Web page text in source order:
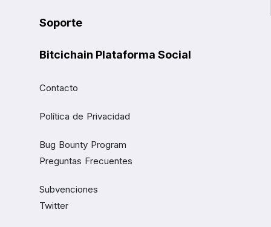
Soporte
Bitcichain Plataforma Social
Contacto
Política de Privacidad
Bug Bounty Program
Preguntas Frecuentes
Subvenciones
Twitter